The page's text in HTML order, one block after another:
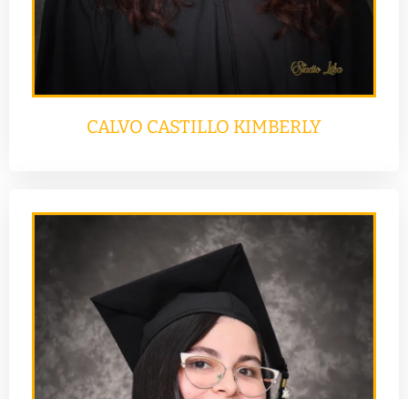
CALVO CASTILLO KIMBERLY